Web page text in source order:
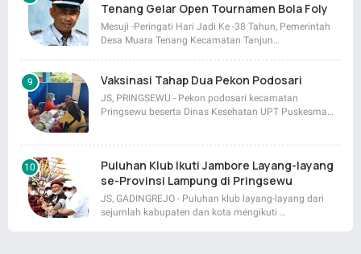
Tenang Gelar Open Tournamen Bola Foly
Mesuji -Peringati Hari Jadi Ke -38 Tahun, Pemerintah
Desa Muara Tenang Kecamatan Tanjun…
Vaksinasi Tahap Dua Pekon Podosari
JS, PRINGSEWU - Pekon podosari kecamatan
Pringsewu beserta Dinas Kesehatan UPT Puskesma…
Puluhan Klub Ikuti Jambore Layang-layang
se-Provinsi Lampung di Pringsewu
JS, GADINGREJO - Puluhan klub layang-layang dari
sejumlah kabupaten dan kota mengikuti …